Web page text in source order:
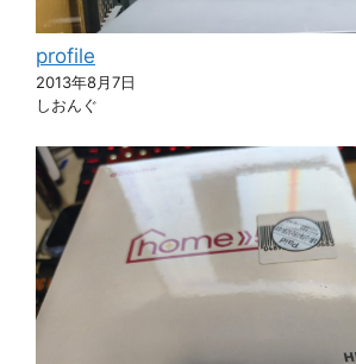
profile
2013年8月7日
しおんぐ